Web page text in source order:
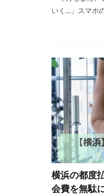
いく…」スマホ
横浜の都度
会費を無駄